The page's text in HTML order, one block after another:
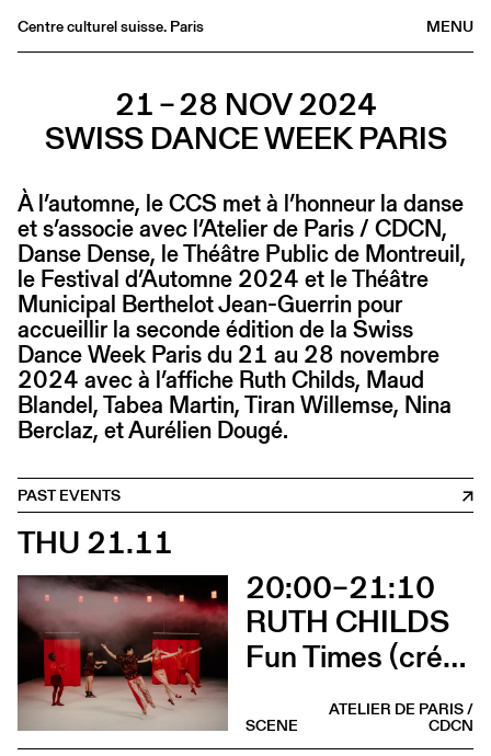
MENU
Centre culturel suisse. Paris
Buvette
Medias
Publications
About
FR/EN
21 – 28 NOV 2024
SWISS DANCE WEEK PARIS
À l’automne, le CCS met à l’honneur la danse
et s’associe avec l’Atelier de Paris / CDCN,
Danse Dense, le Théâtre Public de Montreuil,
le Festival d’Automne 2024 et le Théâtre
Municipal Berthelot Jean-Guerrin pour
accueillir la seconde édition de la Swiss
Dance Week Paris du 21 au 28 novembre
2024 avec à l’affiche Ruth Childs, Maud
Blandel, Tabea Martin, Tiran Willemse, Nina
Berclaz, et Aurélien Dougé.
PAST EVENTS
THU 21.11
20:00–21:10
RUTH CHILDS
Fun Times (création)
ATELIER DE PARIS /
CDCN
SCENE